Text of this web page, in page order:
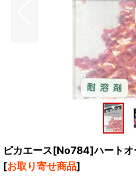
ピカエース[No784]ハート
[お取り寄せ商品]